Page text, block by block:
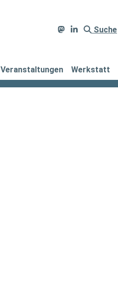
Suche
Veranstaltungen Werkstatt